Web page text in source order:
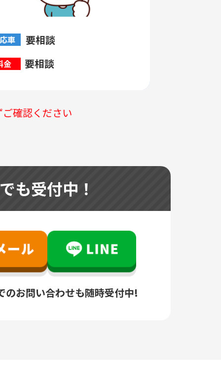
車 要相談
金 要相談
確認ください
も受付中！
のお問い合わせも随時受付中!